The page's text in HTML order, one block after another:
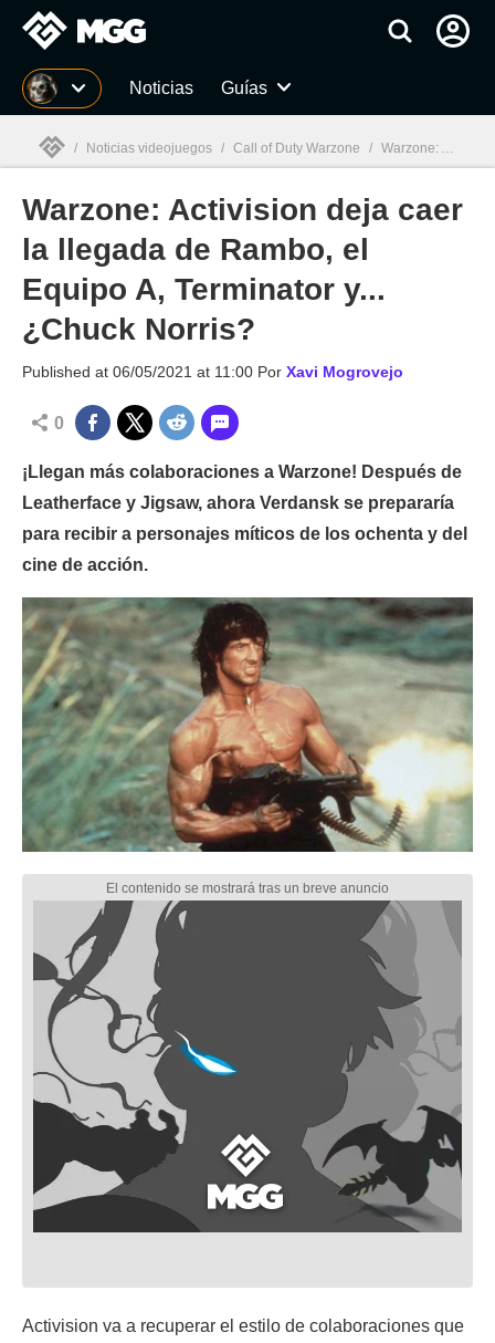
MGG Noticias Guías
MGG
/ Noticias videojuegos / Call of Duty Warzone / Warzone: Activision deja caer la llegada de Rambo, el Equipo A, Terminator y... ¿Chuck Norris?
Warzone: Activision deja caer
la llegada de Rambo, el
Equipo A, Terminator y...
¿Chuck Norris?
Published at 06/05/2021 at 11:00 Por Xavi Mogrovejo
0
¡Llegan más colaboraciones a Warzone! Después de
Leatherface y Jigsaw, ahora Verdansk se prepararía
para recibir a personajes míticos de los ochenta y del
cine de acción.
Activision va a recuperar el estilo de colaboraciones que